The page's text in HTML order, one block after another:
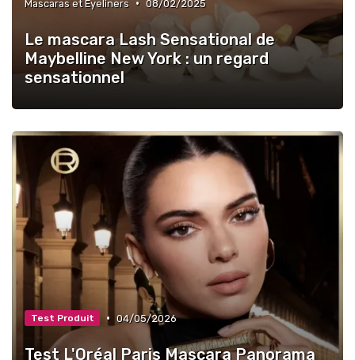
Mascaras et Eyeliners 08/02/2025
Le mascara Lash Sensational de
Maybelline New York : un regard
sensationnel
Test Produit • 04/05/2026
Test L'Oréal Paris Mascara Panorama